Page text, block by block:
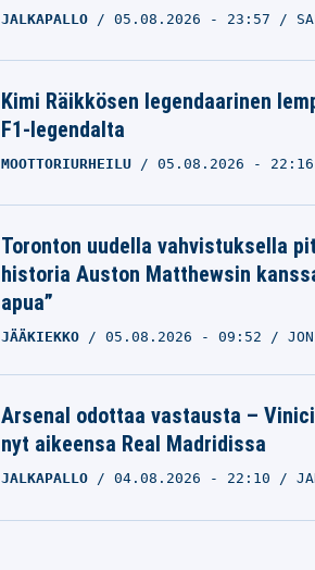
JALKAPALLO 05.08.2026 - 23:57
Kimi Räikkösen legendaarinen
F1-legendalta
MOOTTORIURHEILU 05.08.2026 - 22:16
Toronton uudella vahvistuksella
historia Auston Matthewsin
apua”
JÄÄKIEKKO 05.08.2026 - 09:52
Arsenal odottaa vastausta –
nyt aikeensa Real Madridissa
JALKAPALLO 04.08.2026 - 22:10